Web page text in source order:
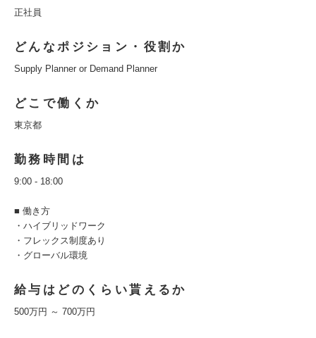
正社員
どんなポジション・役割か
Supply Planner or Demand Planner
どこで働くか
東京都
勤務時間は
9:00 - 18:00
■ 働き方
・ハイブリッドワーク
・フレックス制度あり
・グローバル環境
給与はどのくらい貰えるか
500万円 ～ 700万円